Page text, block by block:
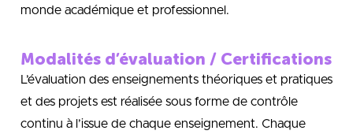
monde académique et professionnel.
Modalités d’évaluation / Certifications
L’évaluation des enseignements théoriques et pratiques
et des projets est réalisée sous forme de contrôle
continu à l’issue de chaque enseignement. Chaque